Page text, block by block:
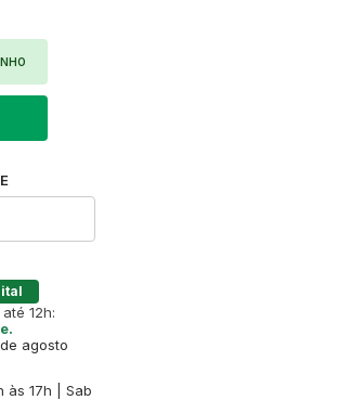
12h:
agosto
às 17h | Sab